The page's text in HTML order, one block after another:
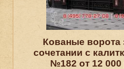
Кованые ворота
сочетании с
№182 от 12 000